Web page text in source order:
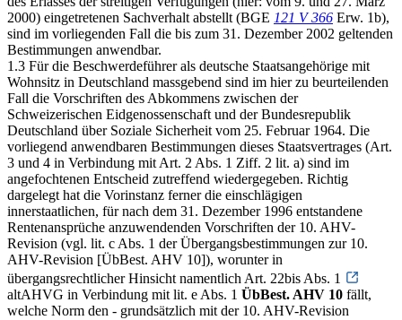
2000) eingetretenen Sachverhalt abstellt (BGE 121 V 366 Erw. 1b),
sind im vorliegenden Fall die bis zum 31. Dezember 2002 geltenden
Bestimmungen anwendbar.
1.3 Für die Beschwerdeführer als deutsche Staatsangehörige mit
Wohnsitz in Deutschland massgebend sind im hier zu beurteilenden
Fall die Vorschriften des Abkommens zwischen der
Schweizerischen Eidgenossenschaft und der Bundesrepublik
Deutschland über Soziale Sicherheit vom 25. Februar 1964. Die
vorliegend anwendbaren Bestimmungen dieses Staatsvertrages (Art.
3 und 4 in Verbindung mit Art. 2 Abs. 1 Ziff. 2 lit. a) sind im
angefochtenen Entscheid zutreffend wiedergegeben. Richtig
dargelegt hat die Vorinstanz ferner die einschlägigen
innerstaatlichen, für nach dem 31. Dezember 1996 entstandene
Rentenansprüche anzuwendenden Vorschriften der 10. AHV-
Revision (vgl. lit. c Abs. 1 der Übergangsbestimmungen zur 10.
AHV-Revision [ÜbBest. AHV 10]), worunter in
übergangsrechtlicher Hinsicht namentlich Art. 22bis Abs. 1
altAHVG in Verbindung mit lit. e Abs. 1 ÜbBest. AHV 10 fällt,
welche Norm den - grundsätzlich mit der 10. AHV-Revision